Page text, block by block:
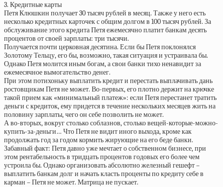
3. Кредитные карты
Петя Клюшкин получает 30 тысяч рублей в месяц. Также у него есть
несколько кредитных карточек с общим долгом в 100 тысяч рублей. За
обслуживание этого кредита Петя ежемесячно платит банкам десять
процентов от своей зарплаты: три тысячи.
Получается почти церковная десятина. Если бы Петя поклонялся
Золотому Тельцу, его бы, возможно, такая ситуация и устраивала бы.
Однако Петя молится иным богам, а свои банки тихо ненавидит за
ежемесячное вымогательство денег.
При этом потихоньку выплатить кредит и перестать выплачивать дань
ростовщикам Петя не может. Во-первых, его плотно держит на крючке
такой прием как «минимальный платеж»: если Петя перестанет тратить
деньги с кредиток, ему придется в течение нескольких месяцев жить на
половину зарплаты, чего он себе позволить не может.
А во-вторых, вокруг столько соблазнов, столько вещей-которые-можно-
купить-за-деньги… Что Петя не видит иного выхода, кроме как
продолжать год за годом кормить жирующие на его беде банки.
Забавный факт: Петя давно уже мечтает о собственном бизнесе, при
этом рентабельность в тридцать процентов годовых его более чем
устроила бы. Однако организовать абсолютно железный гешефт –
выплатить банкам долг и начать класть проценты по кредиту себе в
карман – Петя не может. Матрица не пускает.